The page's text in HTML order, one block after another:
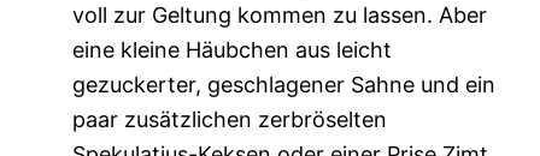
voll zur Geltung kommen zu lassen. Aber
eine kleine Häubchen aus leicht
gezuckerter, geschlagener Sahne und ein
paar zusätzlichen zerbröselten